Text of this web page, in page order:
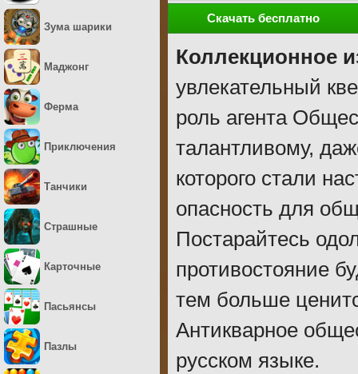
Скачать бесплатно
Коллекционное
увлекательный
роль агента
талантливому,
которого стали
опасность для
Постарайтесь
противостояние
тем больше
Антикварное
русском языке.
Зума шарики
Маджонг
Ферма
Приключения
Танчики
Страшные
Карточные
Пасьянсы
Пазлы